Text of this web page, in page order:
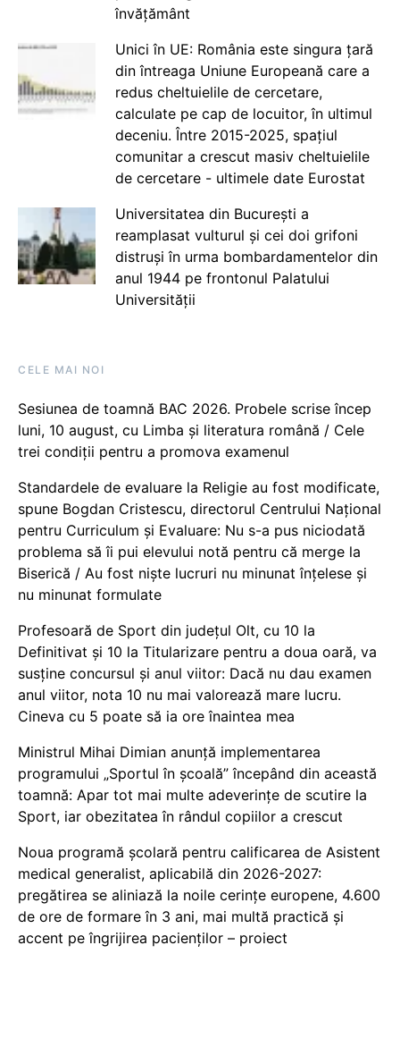
învățământ
Unici în UE: România este singura țară
din întreaga Uniune Europeană care a
redus cheltuielile de cercetare,
calculate pe cap de locuitor, în ultimul
deceniu. Între 2015-2025, spațiul
comunitar a crescut masiv cheltuielile
de cercetare - ultimele date Eurostat
Universitatea din București a
reamplasat vulturul și cei doi grifoni
distruși în urma bombardamentelor din
anul 1944 pe frontonul Palatului
Universității
CELE MAI NOI
Sesiunea de toamnă BAC 2026. Probele scrise încep
luni, 10 august, cu Limba și literatura română / Cele
trei condiții pentru a promova examenul
Standardele de evaluare la Religie au fost modificate,
spune Bogdan Cristescu, directorul Centrului Național
pentru Curriculum și Evaluare: Nu s-a pus niciodată
problema să îi pui elevului notă pentru că merge la
Biserică / Au fost niște lucruri nu minunat înțelese și
nu minunat formulate
Profesoară de Sport din județul Olt, cu 10 la
Definitivat și 10 la Titularizare pentru a doua oară, va
susține concursul și anul viitor: Dacă nu dau examen
anul viitor, nota 10 nu mai valorează mare lucru.
Cineva cu 5 poate să ia ore înaintea mea
Ministrul Mihai Dimian anunță implementarea
programului „Sportul în școală” începând din această
toamnă: Apar tot mai multe adeverințe de scutire la
Sport, iar obezitatea în rândul copiilor a crescut
Noua programă școlară pentru calificarea de Asistent
medical generalist, aplicabilă din 2026-2027:
pregătirea se aliniază la noile cerințe europene, 4.600
de ore de formare în 3 ani, mai multă practică și
accent pe îngrijirea pacienților – proiect